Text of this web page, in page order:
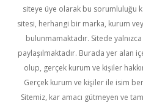
siteye üye olarak bu sorumluluğu
sitesi, herhangi bir marka, kurum
bulunmamaktadır. Sitede
paylaşılmaktadır. Burada yer alan
olup, gerçek kurum ve kişiler
Gerçek kurum ve kişiler ile isim
Sitemiz, kar amacı gütmeyen ve